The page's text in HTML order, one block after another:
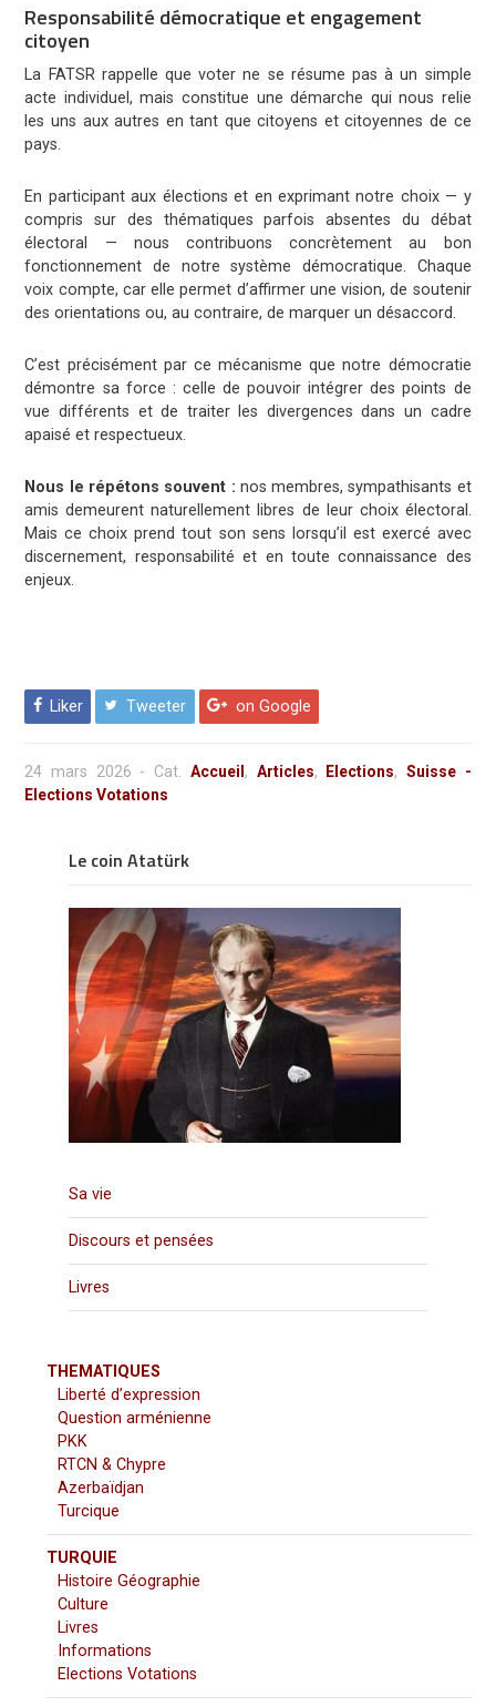
Responsabilité démocratique et engagement
citoyen
La FATSR rappelle que voter ne se résume pas à un simple
acte individuel, mais constitue une démarche qui nous relie
les uns aux autres en tant que citoyens et citoyennes de ce
pays.
En participant aux élections et en exprimant notre choix — y
compris sur des thématiques parfois absentes du débat
électoral — nous contribuons concrètement au bon
fonctionnement de notre système démocratique. Chaque
voix compte, car elle permet d’affirmer une vision, de soutenir
des orientations ou, au contraire, de marquer un désaccord.
C’est précisément par ce mécanisme que notre démocratie
démontre sa force : celle de pouvoir intégrer des points de
vue différents et de traiter les divergences dans un cadre
apaisé et respectueux.
Nous le répétons souvent : nos membres, sympathisants et
amis demeurent naturellement libres de leur choix électoral.
Mais ce choix prend tout son sens lorsqu’il est exercé avec
discernement, responsabilité et en toute connaissance des
enjeux.
Liker Tweeter on Google
24 mars 2026 - Cat. Accueil , Articles, Elections, Suisse -
Elections Votations
Le coin Atatürk
Sa vie
Discours et pensées
Livres
THEMATIQUES
Liberté d’expression
Question arménienne
PKK
RTCN & Chypre
Azerbaïdjan
Turcique
TURQUIE
Histoire Géographie
Culture
Livres
Informations
Elections Votations